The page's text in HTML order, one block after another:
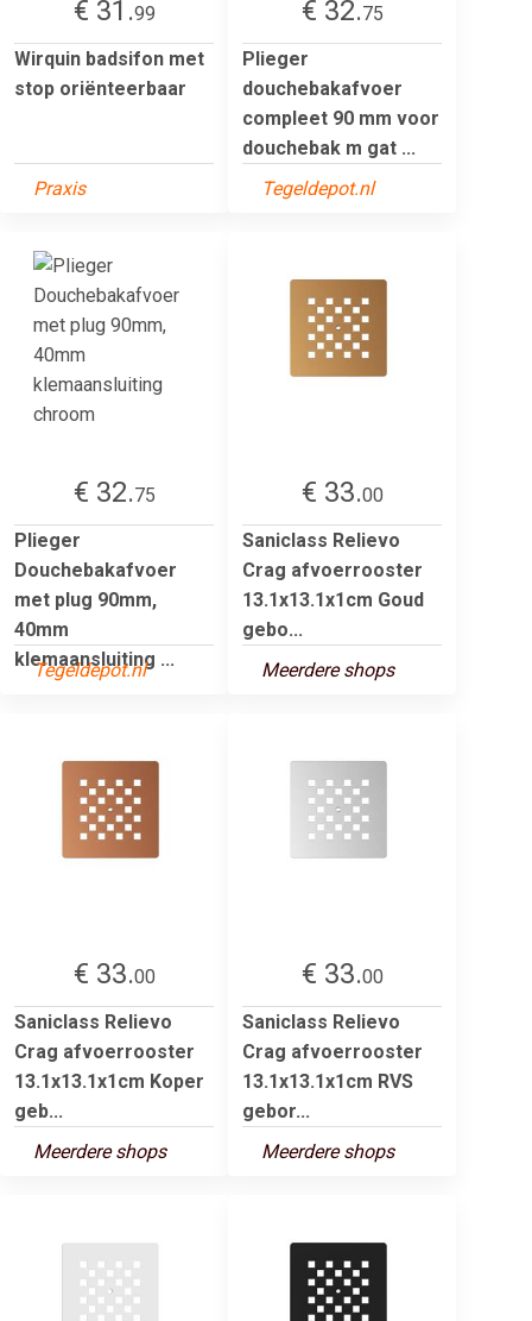
€ 31.99
Wirquin badsifon met
stop oriënteerbaar
Praxis
€ 32.75
Plieger
douchebakafvoer
compleet 90 mm voor
douchebak m gat ...
Tegeldepot.nl
€ 32.75
Plieger
Douchebakafvoer
met plug 90mm,
40mm
klemaansluiting ...
Tegeldepot.nl
€ 33.00
Saniclass Relievo
Crag afvoerrooster
13.1x13.1x1cm Goud
gebo...
Meerdere shops
€ 33.00
Saniclass Relievo
Crag afvoerrooster
13.1x13.1x1cm Koper
geb...
Meerdere shops
€ 33.00
Saniclass Relievo
Crag afvoerrooster
13.1x13.1x1cm RVS
gebor...
Meerdere shops